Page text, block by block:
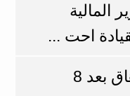
المالية
احت ...
لماذا لا تزال تشعر بالإرهاق بعد 8